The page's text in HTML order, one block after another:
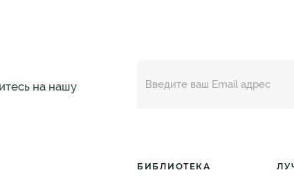
на нашу
БИБЛИОТЕКА